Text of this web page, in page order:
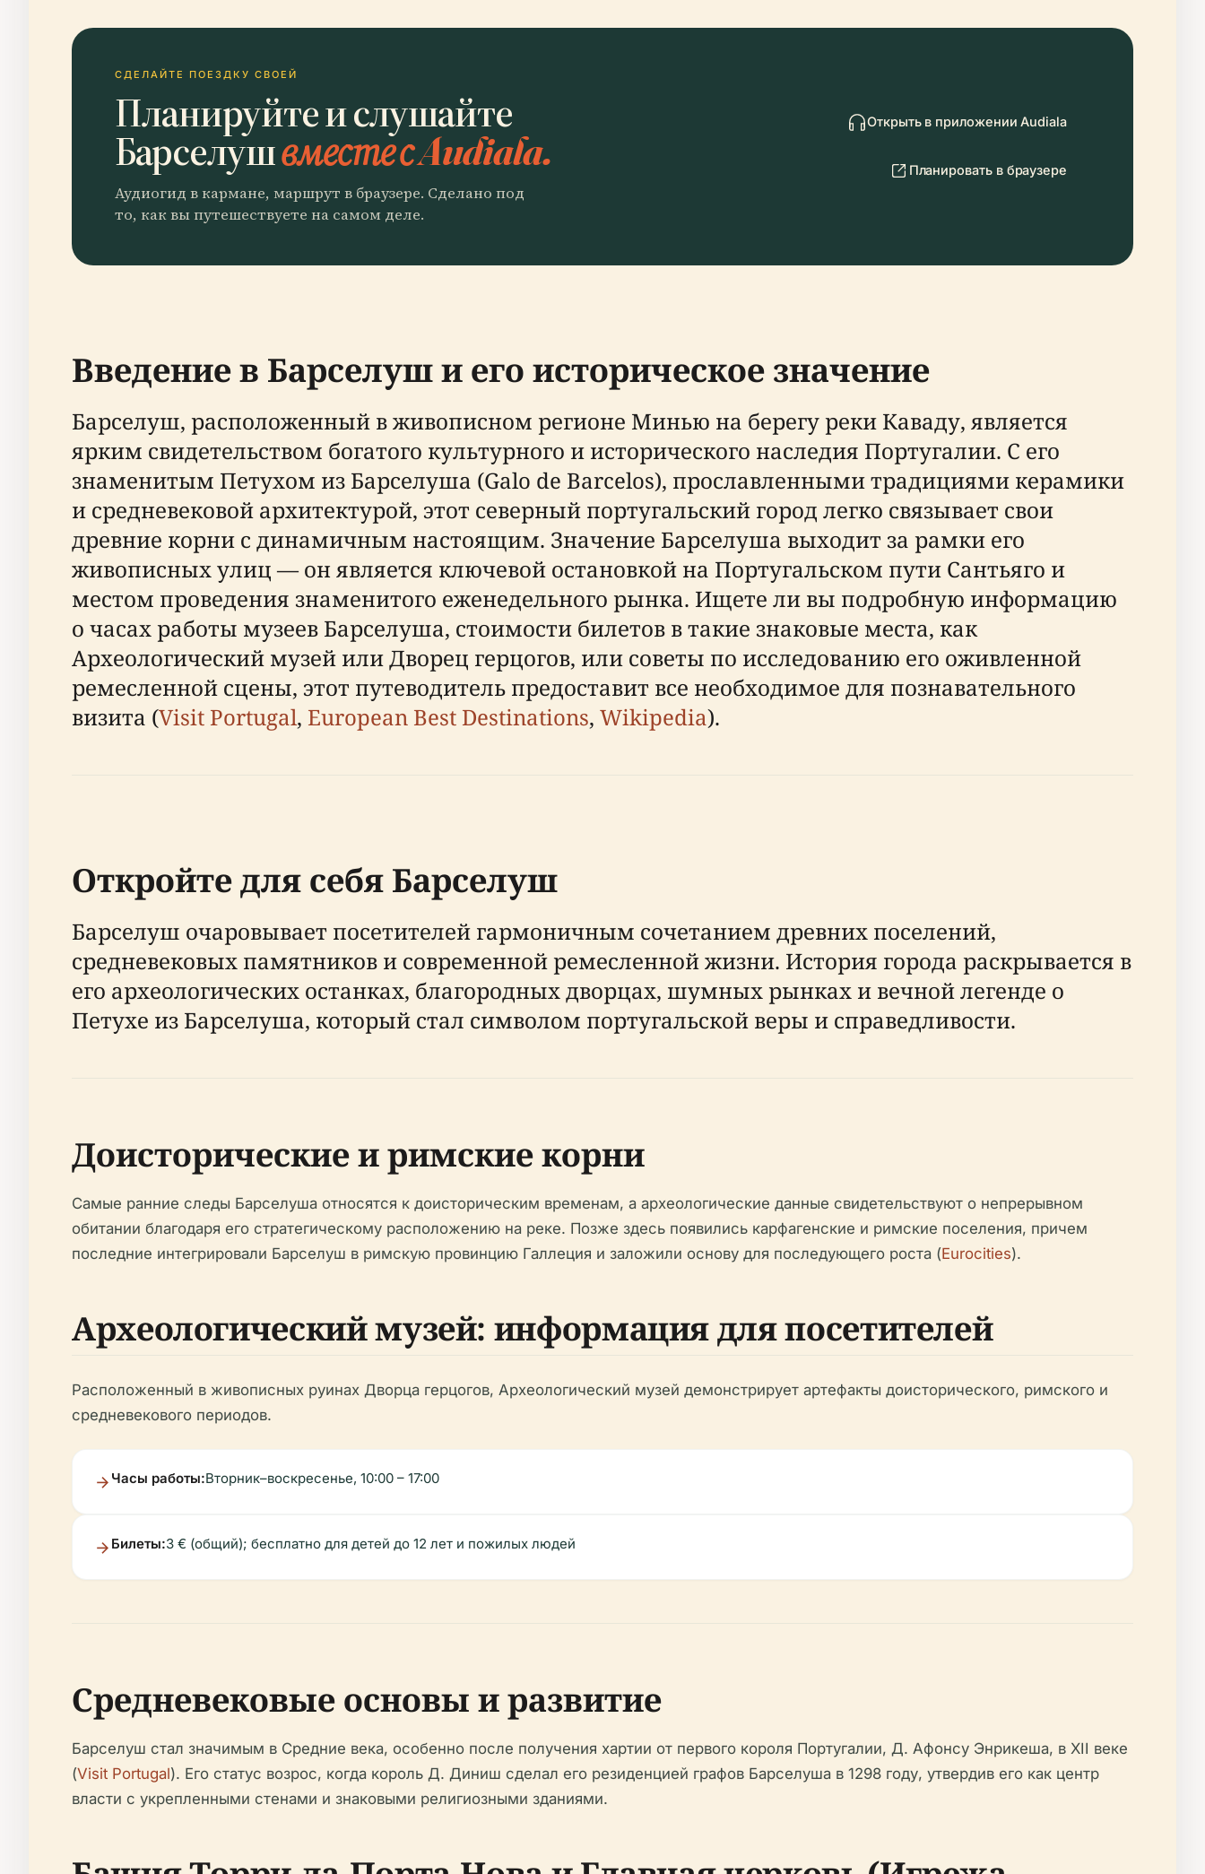
СДЕЛАЙТЕ ПОЕЗДКУ СВОЕЙ
Планируйте и слушайте
Барселушвместе с Audiala.
Аудиогид в кармане, маршрут в браузере. Сделано под
то, как вы путешествуете на самом деле.
Открыть в приложении Audiala
Планировать в браузере
Введение в Барселуш и его историческое значение
Барселуш, расположенный в живописном регионе Минью на берегу реки Каваду, является
ярким свидетельством богатого культурного и исторического наследия Португалии. С его
знаменитым Петухом из Барселуша (Galo de Barcelos), прославленными традициями керамики
и средневековой архитектурой, этот северный португальский город легко связывает свои
древние корни с динамичным настоящим. Значение Барселуша выходит за рамки его
живописных улиц — он является ключевой остановкой на Португальском пути Сантьяго и
местом проведения знаменитого еженедельного рынка. Ищете ли вы подробную информацию
о часах работы музеев Барселуша, стоимости билетов в такие знаковые места, как
Археологический музей или Дворец герцогов, или советы по исследованию его оживленной
ремесленной сцены, этот путеводитель предоставит все необходимое для познавательного
визита (Visit Portugal, European Best Destinations, Wikipedia).
Откройте для себя Барселуш
Барселуш очаровывает посетителей гармоничным сочетанием древних поселений,
средневековых памятников и современной ремесленной жизни. История города раскрывается в
его археологических останках, благородных дворцах, шумных рынках и вечной легенде о
Петухе из Барселуша, который стал символом португальской веры и справедливости.
Доисторические и римские корни
Самые ранние следы Барселуша относятся к доисторическим временам, а археологические данные свидетельствуют о непрерывном
обитании благодаря его стратегическому расположению на реке. Позже здесь появились карфагенские и римские поселения, причем
последние интегрировали Барселуш в римскую провинцию Галлеция и заложили основу для последующего роста (Eurocities).
Археологический музей: информация для посетителей
Расположенный в живописных руинах Дворца герцогов, Археологический музей демонстрирует артефакты доисторического, римского и
средневекового периодов.
Часы работы:Вторник–воскресенье, 10:00 – 17:00
Билеты:3 € (общий); бесплатно для детей до 12 лет и пожилых людей
Средневековые основы и развитие
Барселуш стал значимым в Средние века, особенно после получения хартии от первого короля Португалии, Д. Афонсу Энрикеша, в XII веке
(Visit Portugal). Его статус возрос, когда король Д. Диниш сделал его резиденцией графов Барселуша в 1298 году, утвердив его как центр
власти с укрепленными стенами и знаковыми религиозными зданиями.